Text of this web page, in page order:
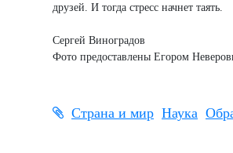
друзей. И тогда стресс начнет таять.
Сергей Виноградов
Фото предоставлены Егором
Страна и мир Наука